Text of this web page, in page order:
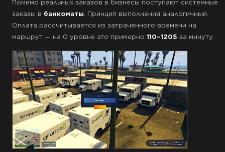
Помимо реальных заказов в бизнесы поступают системные
заказы в банкоматы. Принцип выполнения аналогичный.
Оплата рассчитывается из затраченного времени на
маршрут — на 0 уровне это примерно 110–120$ за минуту.